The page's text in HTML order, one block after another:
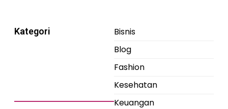
Kategori
Bisnis
Blog
Fashion
Kesehatan
Keuangan